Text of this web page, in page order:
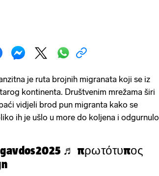
je ruta brojnih migranata koji se iz
kontinenta. Društvenim mrežama širi
vidjeli brod pun migranta kako se
ih je ušlo u more do koljena i odgurnulo
♬ πρωτότυπος